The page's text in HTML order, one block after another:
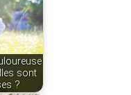
sont
?